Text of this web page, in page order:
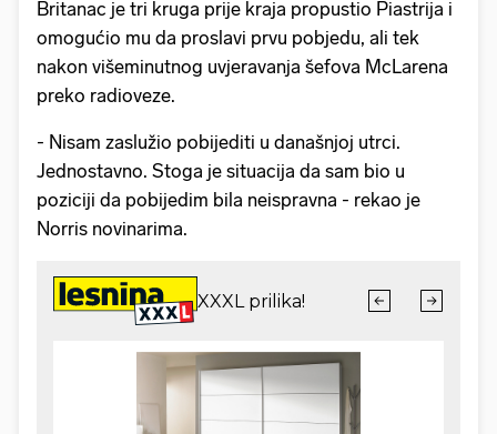
Britanac je tri kruga prije kraja propustio Piastrija i
omogućio mu da proslavi prvu pobjedu, ali tek
nakon višeminutnog uvjeravanja šefova McLarena
preko radioveze.
- Nisam zaslužio pobijediti u današnjoj utrci.
Jednostavno. Stoga je situacija da sam bio u
poziciji da pobijedim bila neispravna - rekao je
Norris novinarima.